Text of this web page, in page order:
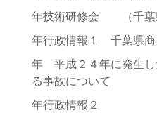
年技術研修会 （千葉
年行政情報１ 千葉県商
年 平成２４年に発生し
る事故について
年行政情報２